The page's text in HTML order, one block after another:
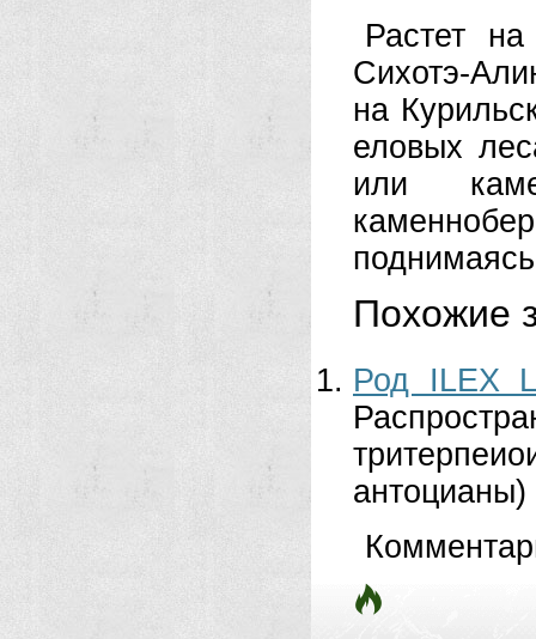
Растет
Сихотэ-
на
еловых
или
Похожие
Род ILEX